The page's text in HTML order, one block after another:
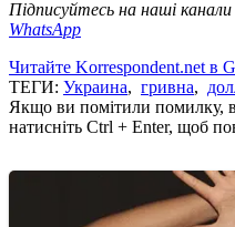
Підписуйтесь на наші канали
WhatsApp
Читайте Korrespondent.net в
ТЕГИ: Украина, гривна,
Якщо ви помітили помилку,
натисніть Ctrl + Enter, щоб